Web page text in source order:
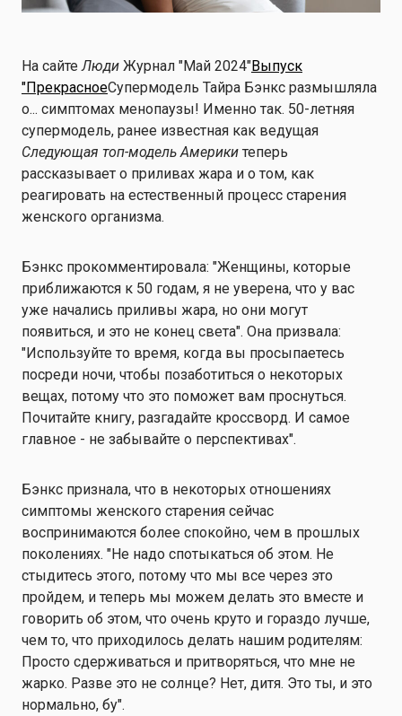
На сайтеЛюди Журнал "Май 2024"Выпуск
"ПрекрасноеСупермодель Тайра Бэнкс размышляла
о... симптомах менопаузы! Именно так. 50-летняя
супермодель, ранее известная как ведущая
Следующая топ-модель Америки теперь
рассказывает о приливах жара и о том, как
реагировать на естественный процесс старения
женского организма.
Бэнкс прокомментировала: "Женщины, которые
приближаются к 50 годам, я не уверена, что у вас
уже начались приливы жара, но они могут
появиться, и это не конец света". Она призвала:
"Используйте то время, когда вы просыпаетесь
посреди ночи, чтобы позаботиться о некоторых
вещах, потому что это поможет вам проснуться.
Почитайте книгу, разгадайте кроссворд. И самое
главное - не забывайте о перспективах".
Бэнкс признала, что в некоторых отношениях
симптомы женского старения сейчас
воспринимаются более спокойно, чем в прошлых
поколениях. "Не надо спотыкаться об этом. Не
стыдитесь этого, потому что мы все через это
пройдем, и теперь мы можем делать это вместе и
говорить об этом, что очень круто и гораздо лучше,
чем то, что приходилось делать нашим родителям:
Просто сдерживаться и притворяться, что мне не
жарко. Разве это не солнце? Нет, дитя. Это ты, и это
нормально, бу".